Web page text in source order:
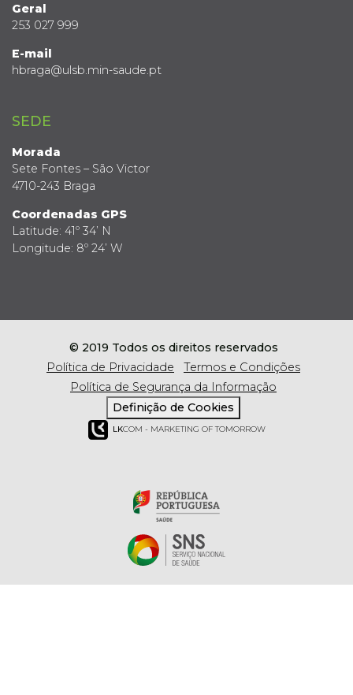
Geral
253 027 999
E-mail
hbraga@ulsb.min-saude.pt
SEDE
Morada
Sete Fontes – São Victor
4710-243 Braga
Coordenadas GPS
Latitude: 41º 34’ N
Longitude: 8º 24’ W
© 2019 Todos os direitos reservados
Política de Privacidade
Termos e Condições
Política de Segurança da Informação
Definição de Cookies
LKCOM - MARKETING OF TOMORROW